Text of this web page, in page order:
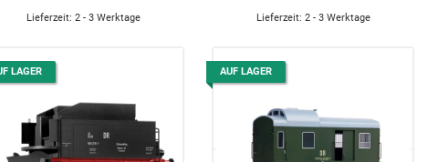
Lieferzeit: 2 - 3 Werktage Lieferzeit: 2 - 3 Werktage
LAGER AUF LAGER